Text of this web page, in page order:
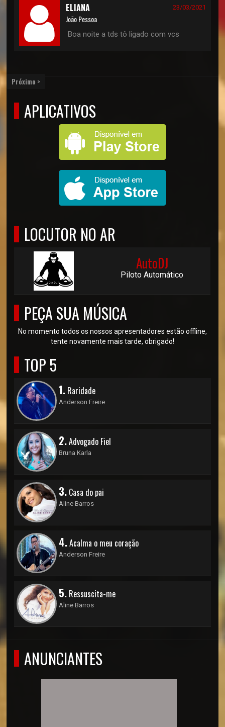
ELIANA 23/03/2021
João Pessoa
Boa noite a tds tô ligado com vcs
Próximo >
APLICATIVOS
LOCUTOR NO AR
AutoDJ
Piloto Automático
PEÇA SUA MÚSICA
No momento todos os nossos apresentadores estão offline,
tente novamente mais tarde, obrigado!
TOP 5
1. Raridade
Anderson Freire
2.Advogado Fiel
Bruna Karla
3. Casa do pai
Aline Barros
4.Acalma o meu coração
Anderson Freire
5. Ressuscita-me
Aline Barros
ANUNCIANTES